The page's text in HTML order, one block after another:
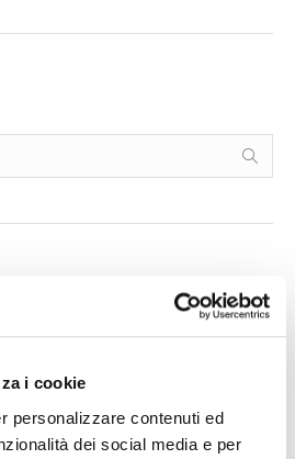
i cookie
personalizzare contenuti ed
dei social media e per
REGOLE SULLA CHIUSURA DEI
RAPPORTI BANCARI
ALLA PROCEDURA DI
DEI DEBITI DEL CONSUMATORE